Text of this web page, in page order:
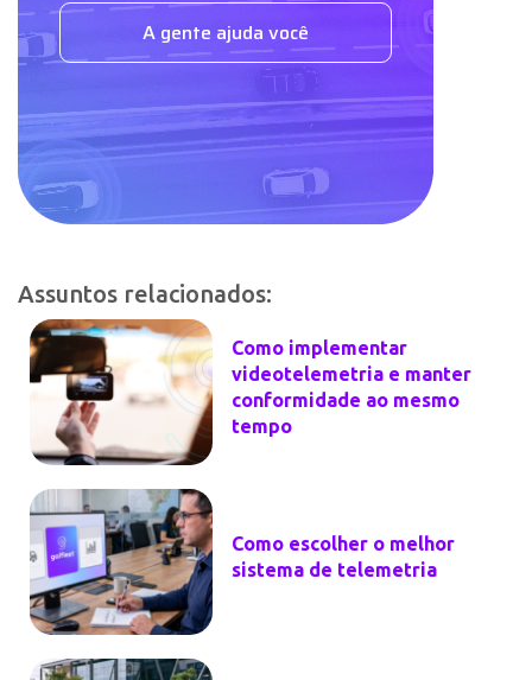
A gente ajuda você
Assuntos relacionados:
Como implementar
videotelemetria e manter
conformidade ao mesmo
tempo
Como escolher o melhor
sistema de telemetria